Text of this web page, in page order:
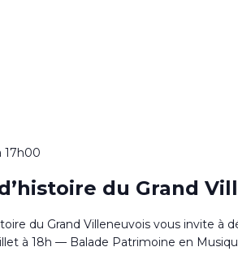
17h00
du Grand
du Grand Villeneuvois vous invite à
à 18h — Balade Patrimoine en